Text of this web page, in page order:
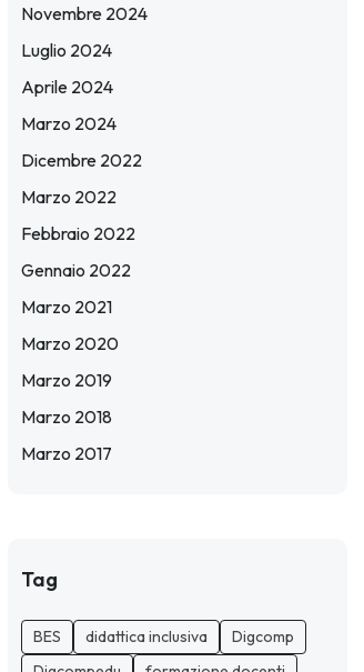
Novembre 2024
Luglio 2024
Aprile 2024
Marzo 2024
Dicembre 2022
Marzo 2022
Febbraio 2022
Gennaio 2022
Marzo 2021
Marzo 2020
Marzo 2019
Marzo 2018
Marzo 2017
Tag
BES didattica inclusiva
Digcomp